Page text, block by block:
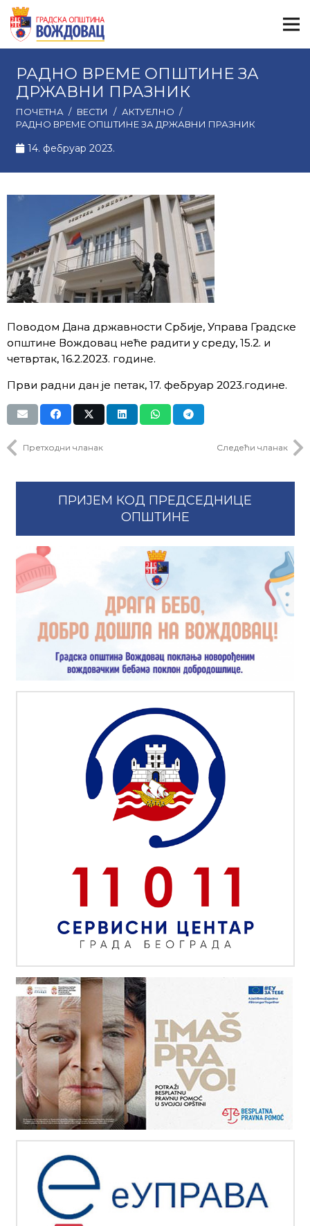
РАДНО ВРЕМЕ ОПШТИНЕ ЗА
ДРЖАВНИ ПРАЗНИК
ПОЧЕТНА / ВЕСТИ / АКТУЕЛНО /
РАДНО ВРЕМЕ ОПШТИНЕ ЗА ДРЖАВНИ ПРАЗНИК
14. фебруар 2023.
Поводом Дана државности Србије, Управа Градске
општине Вождовац неће радити у среду, 15.2. и
четвртак, 16.2.2023. године.
Први радни дан је петак, 17. фебруар 2023.године.
Претходни чланак Следећи чланак
ПРИЈЕМ КОД ПРЕДСЕДНИЦЕ
ОПШТИНЕ